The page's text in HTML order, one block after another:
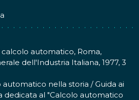
il moltiplicando grazie ad un
'tamburo a denti scalati'
quale sarebbe bastato girare
per continuare a
se stesso, senza doverlo
un opportuno accorgimento
calcolo automatico, Roma,
dell'Industria Italiana, 1977, 3
automatico nella storia / Guida ai
dedicata al "Calcolo automatico